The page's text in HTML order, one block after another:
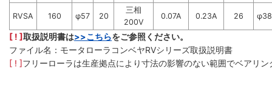
RVSA 160 φ57 20
三相
200V
0.07A 0.23A 26
[ ! ]取扱説明書は>>こちらをご参照ください。
ファイル名：モータローラコンベヤRVシリーズ取扱説明書
[ ! ]フリーローラは生産拠点により寸法の影響のない範囲でベアリ